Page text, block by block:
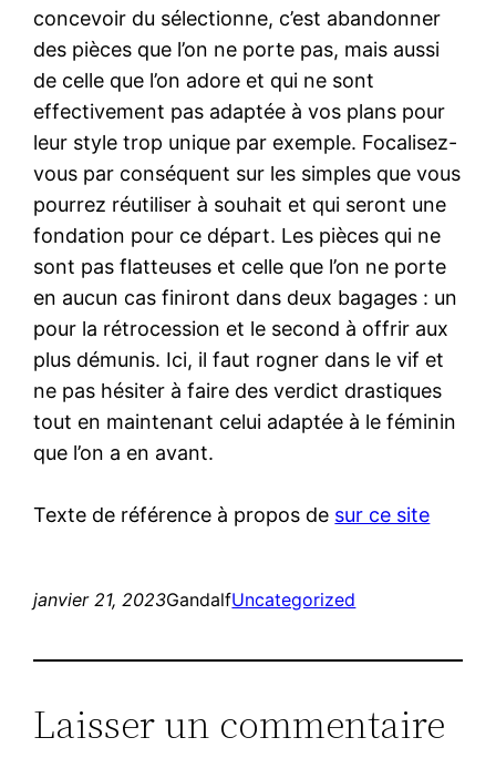
concevoir du sélectionne, c’est abandonner
des pièces que l’on ne porte pas, mais aussi
de celle que l’on adore et qui ne sont
effectivement pas adaptée à vos plans pour
leur style trop unique par exemple. Focalisez-
vous par conséquent sur les simples que vous
pourrez réutiliser à souhait et qui seront une
fondation pour ce départ. Les pièces qui ne
sont pas flatteuses et celle que l’on ne porte
en aucun cas finiront dans deux bagages : un
pour la rétrocession et le second à offrir aux
plus démunis. Ici, il faut rogner dans le vif et
ne pas hésiter à faire des verdict drastiques
tout en maintenant celui adaptée à le féminin
que l’on a en avant.
Texte de référence à propos de sur ce site
janvier 21, 2023GandalfUncategorized
Laisser un commentaire